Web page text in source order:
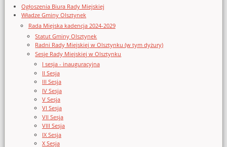
Ogłoszenia Biura Rady Miejskiej
Władze Gminy Olsztynek
Rada Miejska kadencja 2024-2029
Statut Gminy Olsztynek
Radni Rady Miejskiej w Olsztynku (w tym dyżury)
Sesje Rady Miejskiej w Olsztynku
I sesja - inauguracyjna
II Sesja
III Sesja
IV Sesja
V Sesja
VI Sesja
VII Sesja
VIII Sesja
IX Sesja
X Sesja